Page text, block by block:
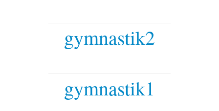
Lungensport – REHA
Rückenschule
gymnastik2
gymnastik1